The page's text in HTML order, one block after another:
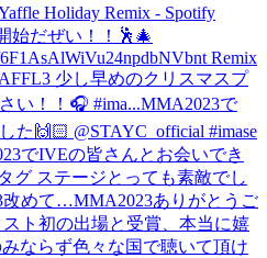
Holiday Remix - Spotify
始だぜい！！🕺🎄
Remix
少し早めのクリスマスプ
い！！🎧 #ima...MMA2023で
た🙌🏻 @STAYC_official #imase
でIVEの皆さんとお会いでき
グ ステージとっても素敵でし
改めて…MMA2023ありがとうご
スト初の出場と受賞、本当に嬉
ならず色々な国で聴いて頂け